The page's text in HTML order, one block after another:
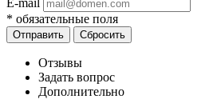
E-mail
* обязательные поля
Отправить Сбросить
Отзывы
Задать вопрос
Дополнительно